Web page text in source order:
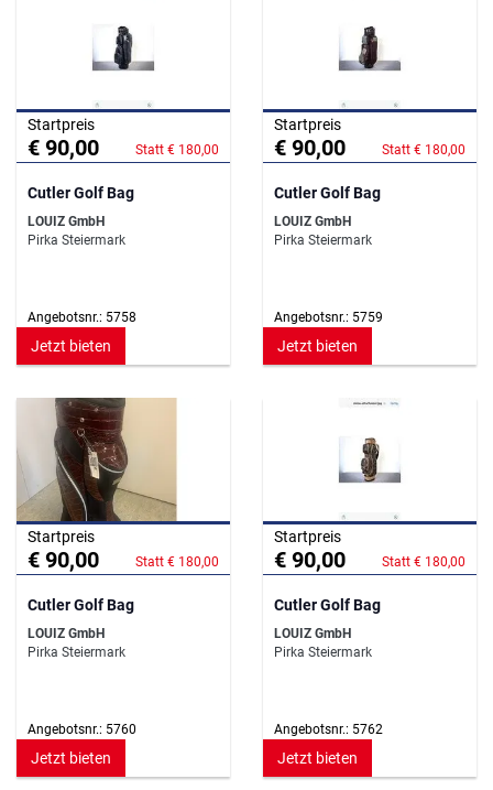
Startpreis
€ 90,00 Statt € 180,00
Cutler Golf Bag
LOUIZ GmbH
Pirka Steiermark
Angebotsnr.: 5758
Jetzt bieten
Startpreis
€ 90,00 Statt € 180,00
Cutler Golf Bag
LOUIZ GmbH
Pirka Steiermark
Angebotsnr.: 5759
Jetzt bieten
Startpreis
€ 90,00 Statt € 180,00
Cutler Golf Bag
LOUIZ GmbH
Pirka Steiermark
Angebotsnr.: 5760
Jetzt bieten
Startpreis
€ 90,00 Statt € 180,00
Cutler Golf Bag
LOUIZ GmbH
Pirka Steiermark
Angebotsnr.: 5762
Jetzt bieten